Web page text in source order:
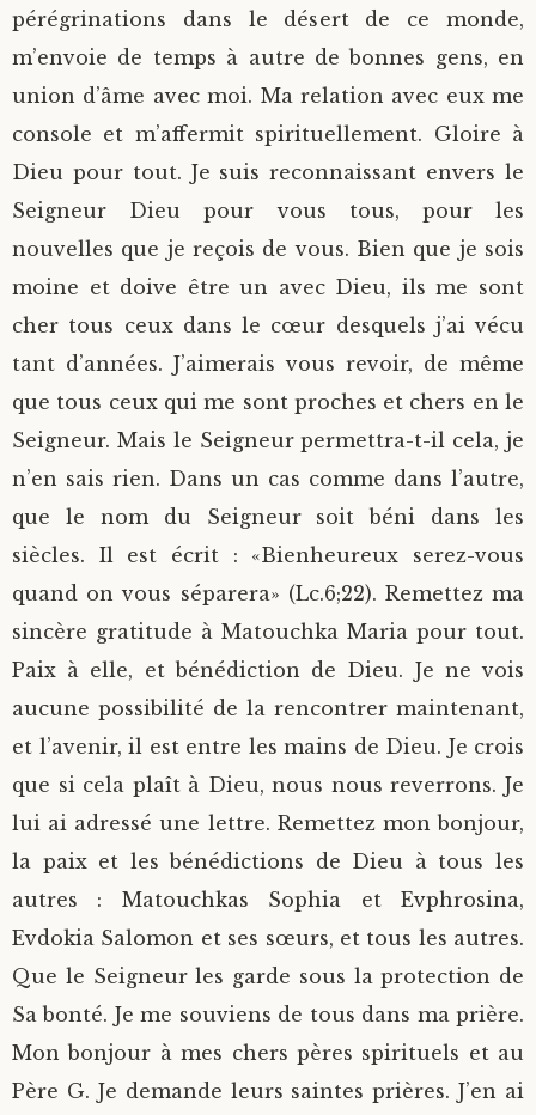
pérégrinations dans le désert de ce monde,
m’envoie de temps à autre de bonnes gens, en
union d’âme avec moi. Ma relation avec eux me
console et m’affermit spirituellement. Gloire à
Dieu pour tout. Je suis reconnaissant envers le
Seigneur Dieu pour vous tous, pour les
nouvelles que je reçois de vous. Bien que je sois
moine et doive être un avec Dieu, ils me sont
cher tous ceux dans le cœur desquels j’ai vécu
tant d’années. J’aimerais vous revoir, de même
que tous ceux qui me sont proches et chers en le
Seigneur. Mais le Seigneur permettra-t-il cela, je
n’en sais rien. Dans un cas comme dans l’autre,
que le nom du Seigneur soit béni dans les
siècles. Il est écrit : «Bienheureux serez-vous
quand on vous séparera» (Lc.6;22). Remettez ma
sincère gratitude à Matouchka Maria pour tout.
Paix à elle, et bénédiction de Dieu. Je ne vois
aucune possibilité de la rencontrer maintenant,
et l’avenir, il est entre les mains de Dieu. Je crois
que si cela plaît à Dieu, nous nous reverrons. Je
lui ai adressé une lettre. Remettez mon bonjour,
la paix et les bénédictions de Dieu à tous les
autres : Matouchkas Sophia et Evphrosina,
Evdokia Salomon et ses sœurs, et tous les autres.
Que le Seigneur les garde sous la protection de
Sa bonté. Je me souviens de tous dans ma prière.
Mon bonjour à mes chers pères spirituels et au
Père G. Je demande leurs saintes prières. J’en ai